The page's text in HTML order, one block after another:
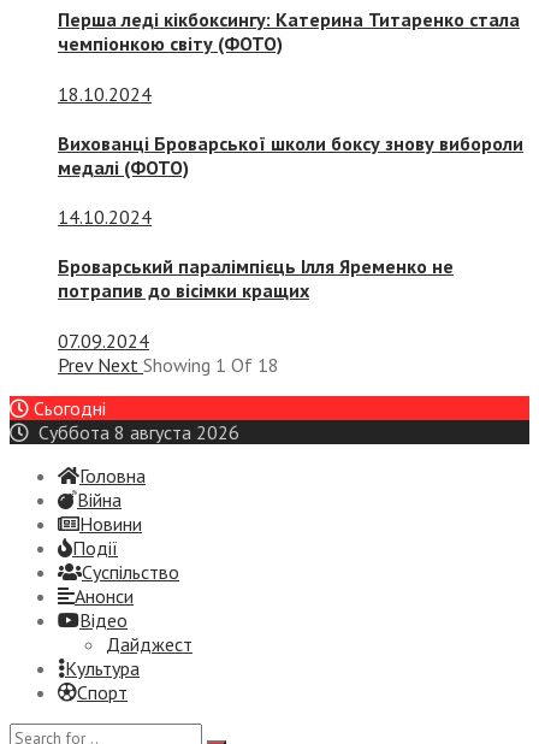
Перша леді кікбоксингу: Катерина Титаренко стала
чемпіонкою світу (ФОТО)
18.10.2024
Вихованці Броварської школи боксу знову вибороли
медалі (ФОТО)
14.10.2024
Броварський паралімпієць Ілля Яременко не
потрапив до вісімки кращих
07.09.2024
Prev Next Showing 1 Of 18
Сьогодні
Суббота 8 августа 2026
Головна
Війна
Новини
Події
Суспiльство
Анонси
Відео
Дайджест
Культура
Спорт